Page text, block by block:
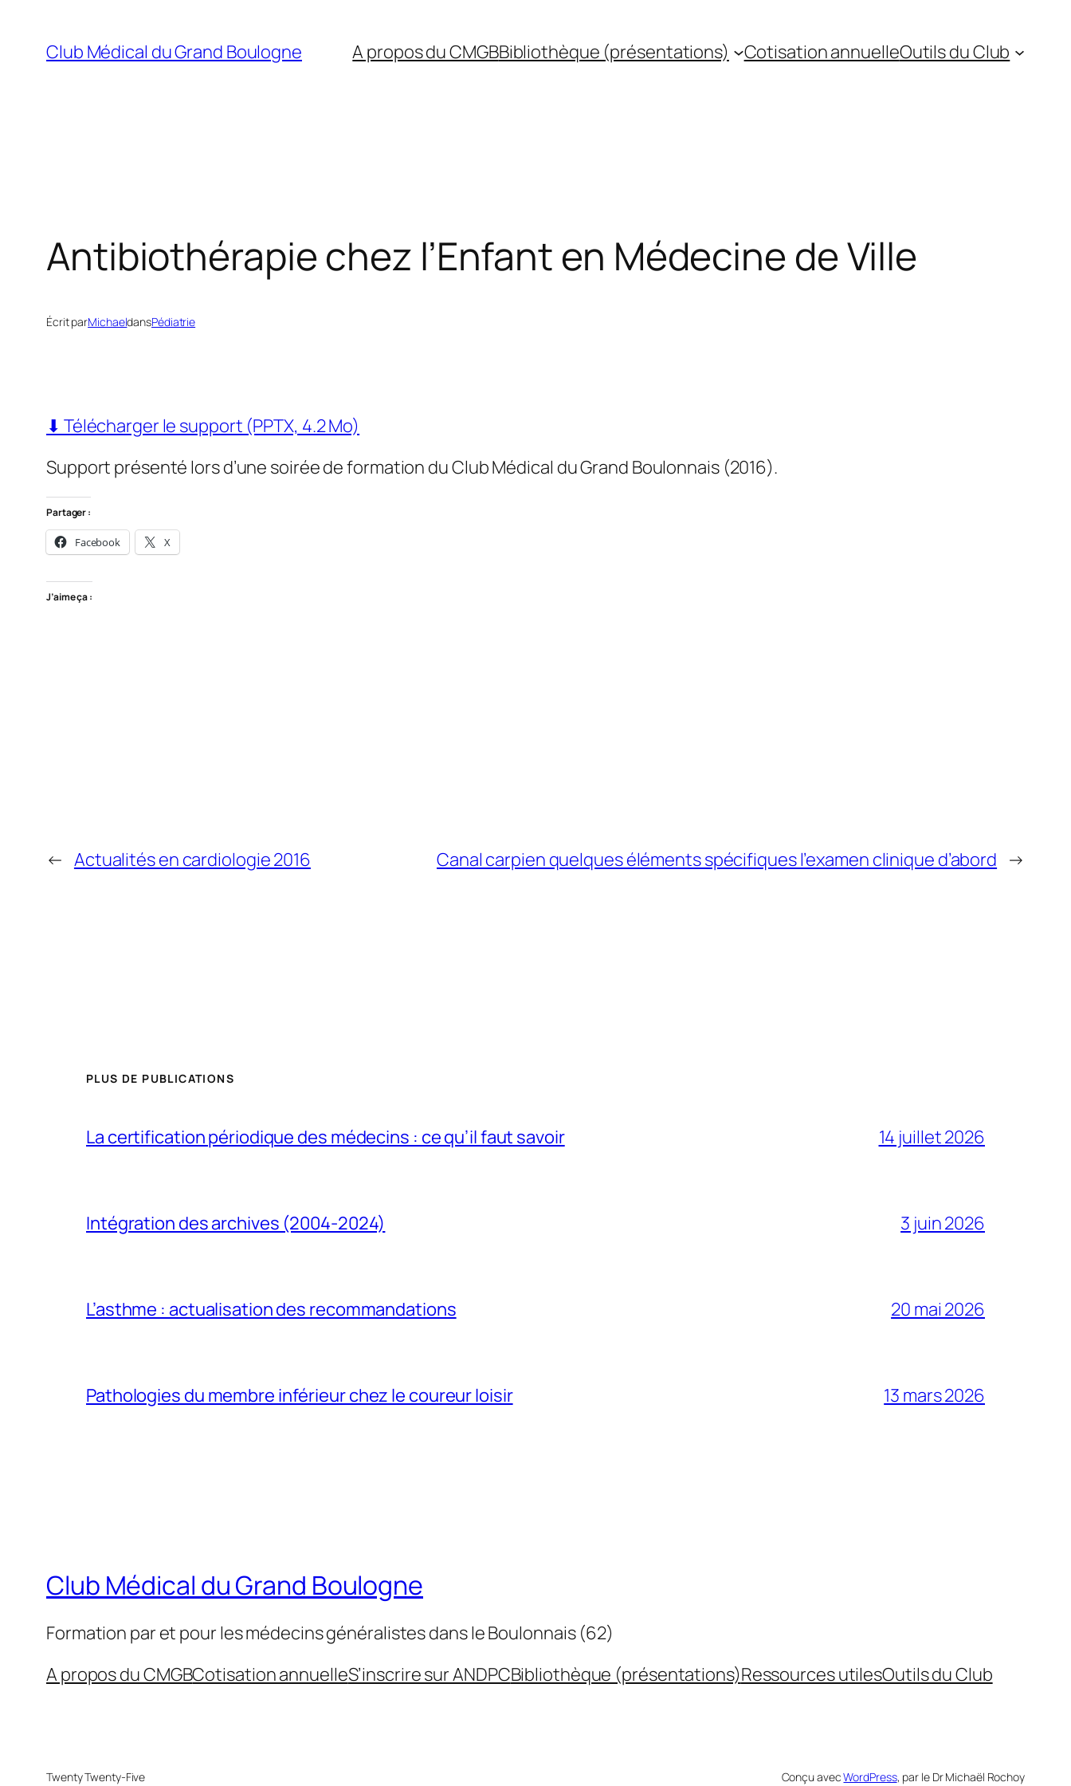
contenu
Club Médical du Grand Boulogne A propos du CMGBBibliothèque (présentations) Cotisation annuelleOutils du Club
Antibiothérapie chez l’Enfant en Médecine de Ville
Écrit parMichaeldansPédiatrie
⬇ Télécharger le support (PPTX, 4.2 Mo)
Support présenté lors d’une soirée de formation du Club Médical du Grand Boulonnais (2016).
Partager :
Facebook X
J’aime ça :
← Actualités en cardiologie 2016 Canal carpien quelques éléments spécifiques l’examen clinique d’abord →
PLUS DE PUBLICATIONS
La certification périodique des médecins : ce qu’il faut savoir 14 juillet 2026
Intégration des archives (2004-2024) 3 juin 2026
L’asthme : actualisation des recommandations 20 mai 2026
Pathologies du membre inférieur chez le coureur loisir 13 mars 2026
Club Médical du Grand Boulogne
Formation par et pour les médecins généralistes dans le Boulonnais (62)
A propos du CMGBCotisation annuelleS’inscrire sur ANDPCBibliothèque (présentations)Ressources utilesOutils du Club
Twenty Twenty-Five Conçu avecWordPress, par le Dr Michaël Rochoy